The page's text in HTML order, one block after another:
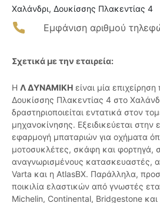
Χαλάνδρι, Δουκίσσης Πλακεντίας 4
Εμφάνιση αριθμού
Σχετικά με την εταιρεία:
Η Λ ΔΥΝΑΜΙΚΗ είναι μία
Δουκίσσης Πλακεντίας 4 στο
δραστηριοποιείται εντατικά στον
μηχανοκίνησης. Εξειδικεύεται στην
εφαρμογή μπαταριών για οχήματα
μοτοσυκλέτες, σκάφη και φορτηγά,
αναγνωρισμένους κατασκευαστές,
Varta και η AtlasBX. Παράλληλα,
ποικιλία ελαστικών από γνωστές
Michelin, Continental, Bridgestone και